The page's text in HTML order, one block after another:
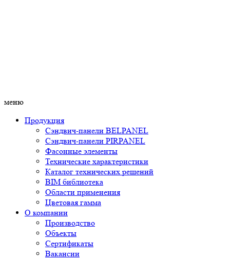
меню
Продукция
Сэндвич-панели BELPANEL
Сэндвич-панели PIRPANEL
Фасонные элементы
Технические характеристики
Каталог технических решений
BIM библиотека
Области применения
Цветовая гамма
О компании
Производство
Объекты
Сертификаты
Вакансии